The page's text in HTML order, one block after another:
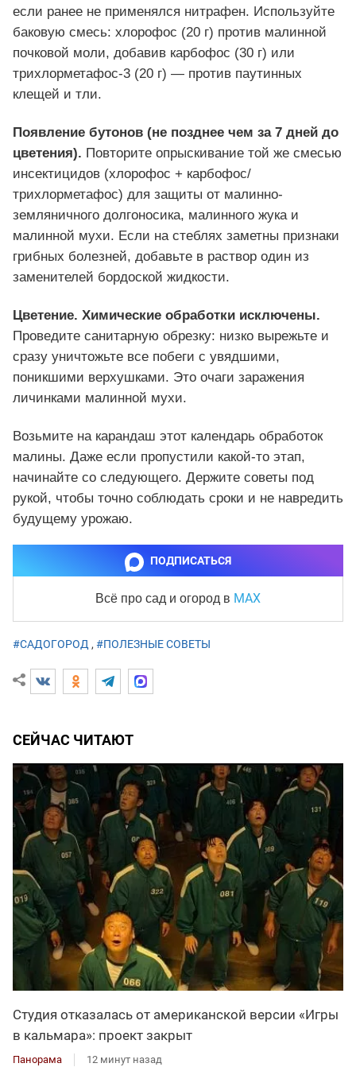
если ранее не применялся нитрафен. Используйте
баковую смесь: хлорофос (20 г) против малинной
почковой моли, добавив карбофос (30 г) или
трихлорметафос-3 (20 г) — против паутинных
клещей и тли.
Появление бутонов (не позднее чем за 7 дней до
цветения). Повторите опрыскивание той же смесью
инсектицидов (хлорофос + карбофос/
трихлорметафос) для защиты от малинно-
земляничного долгоносика, малинного жука и
малинной мухи. Если на стеблях заметны признаки
грибных болезней, добавьте в раствор один из
заменителей бордоской жидкости.
Цветение. Химические обработки исключены.
Проведите санитарную обрезку: низко вырежьте и
сразу уничтожьте все побеги с увядшими,
поникшими верхушками. Это очаги заражения
личинками малинной мухи.
Возьмите на карандаш этот календарь обработок
малины. Даже если пропустили какой-то этап,
начинайте со следующего. Держите советы под
рукой, чтобы точно соблюдать сроки и не навредить
будущему урожаю.
ПОДПИСАТЬСЯ
Всё про сад и огород в MAX
#САДОГОРОД, #ПОЛЕЗНЫЕ СОВЕТЫ
СЕЙЧАС ЧИТАЮТ
Студия отказалась от американской версии «Игры
в кальмара»: проект закрыт
Панорама 12 минут назад